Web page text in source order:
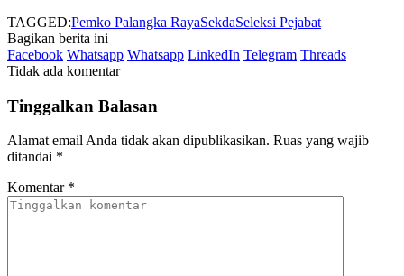
TAGGED:Pemko Palangka RayaSekdaSeleksi Pejabat
Bagikan berita ini
Facebook Whatsapp Whatsapp LinkedIn Telegram Threads
Tidak ada komentar
Tinggalkan Balasan
Alamat email Anda tidak akan dipublikasikan. Ruas yang wajib
ditandai *
Komentar *